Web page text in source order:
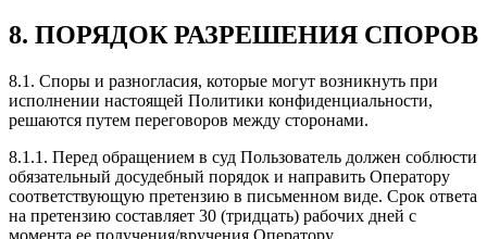
8. ПОРЯДОК РАЗРЕШЕНИЯ СПОРОВ
8.1. Споры и разногласия, которые могут возникнуть при
исполнении настоящей Политики конфиденциальности,
решаются путем переговоров между сторонами.
8.1.1. Перед обращением в суд Пользователь должен соблюсти
обязательный досудебный порядок и направить Оператору
соответствующую претензию в письменном виде. Срок ответа
на претензию составляет 30 (тридцать) рабочих дней с
момента ее получения/вручения Оператору.